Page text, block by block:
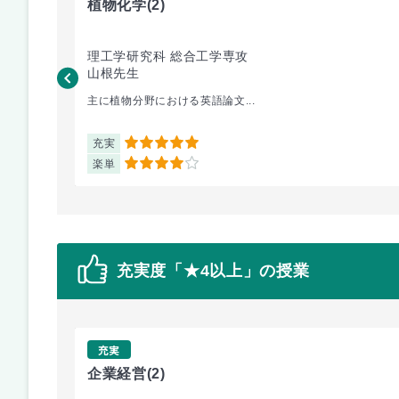
植物化学(2)
理工学研究科 総合工学専攻
山根先生
主に植物分野における英語論文...
充実 5
楽単 4
充実度「★4以上」の授業
充実
企業経営(2)